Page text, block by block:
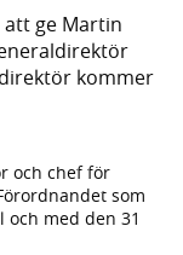
ge Martin
kommer
och chef för
som
med den 31